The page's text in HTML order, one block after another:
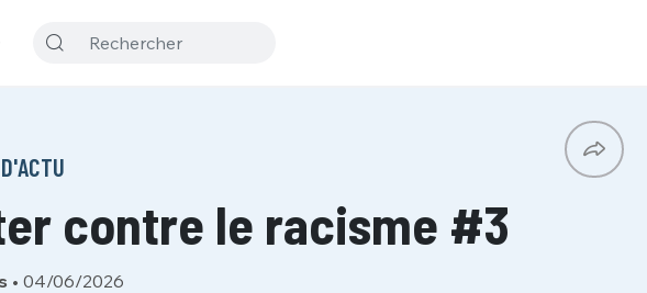
contre le racisme #3
• 04/06/2026